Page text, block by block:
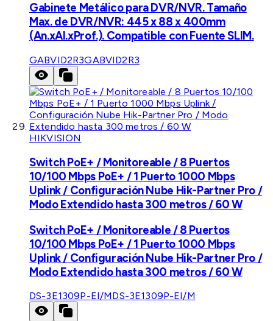
Gabinete Metálico para DVR/NVR. Tamaño
Max. de DVR/NVR: 445 x 88 x 400mm
(An.xAl.xProf.). Compatible con Fuente SLIM.
GABVID2R3GABVID2R3
HIKVISION
Switch PoE+ / Monitoreable / 8 Puertos
10/100 Mbps PoE+ / 1 Puerto 1000 Mbps
Uplink / Configuración Nube Hik-Partner Pro /
Modo Extendido hasta 300 metros / 60 W
Switch PoE+ / Monitoreable / 8 Puertos
10/100 Mbps PoE+ / 1 Puerto 1000 Mbps
Uplink / Configuración Nube Hik-Partner Pro /
Modo Extendido hasta 300 metros / 60 W
DS-3E1309P-EI/MDS-3E1309P-EI/M